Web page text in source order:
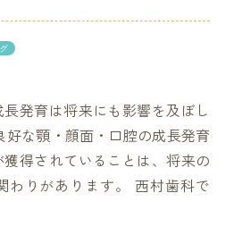
発育は将来にも影響を及ぼし
好な顎・顔面・口腔の成長発育
得されていることは、将来の
わりがあります。 西村歯科で